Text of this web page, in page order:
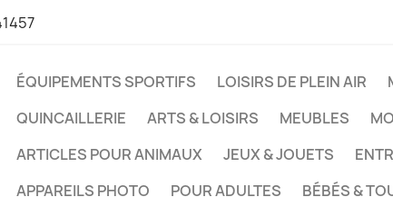
ÉQUIPEMENTS SPORTIFS LOISIRS DE PLEIN AIR
QUINCAILLERIE
ARTS & LOISIRS MEUBLES
ARTICLES POUR ANIMAUX
JEUX & JOUETS
APPAREILS PHOTO
POUR ADULTES BÉBÉS &